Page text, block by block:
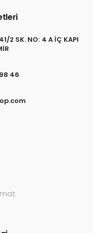
2 SK. NO: 4 A İÇ KAPI
46